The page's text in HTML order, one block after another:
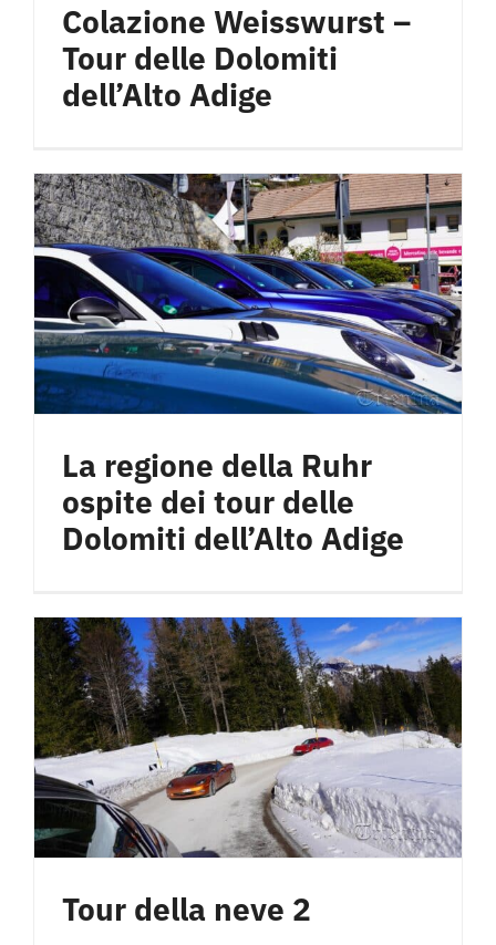
Colazione Weisswurst –
Tour delle Dolomiti
dell’Alto Adige
La regione della Ruhr
ospite dei tour delle
Dolomiti dell’Alto Adige
Tour della neve 2